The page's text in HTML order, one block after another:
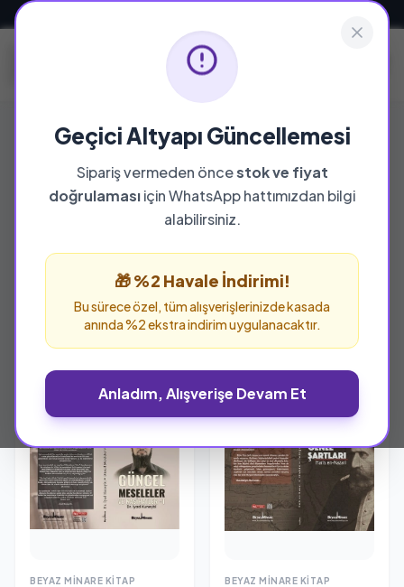
Geçici Altyapı Güncellemesi
Sipariş vermeden öncestok ve fiyat
doğrulamasıiçin WhatsApp hattımızdan bilgi
alabilirsiniz.
🎁 %2 Havale İndirimi!
Bu sürece özel, tüm alışverişlerinizde kasada
anında %2 ekstra indirim uygulanacaktır.
Anladım, Alışverişe Devam Et
YAYINEVI
Beyaz Minare Kitap
Beyaz Minare Kitap yayınevine ait tüm eserleri
bu sayfada inceleyebilir ve güvenle sipariş
BEYAZ MINARE KITAP
%25 İNDİRİM
BEYAZ MINARE KITAP